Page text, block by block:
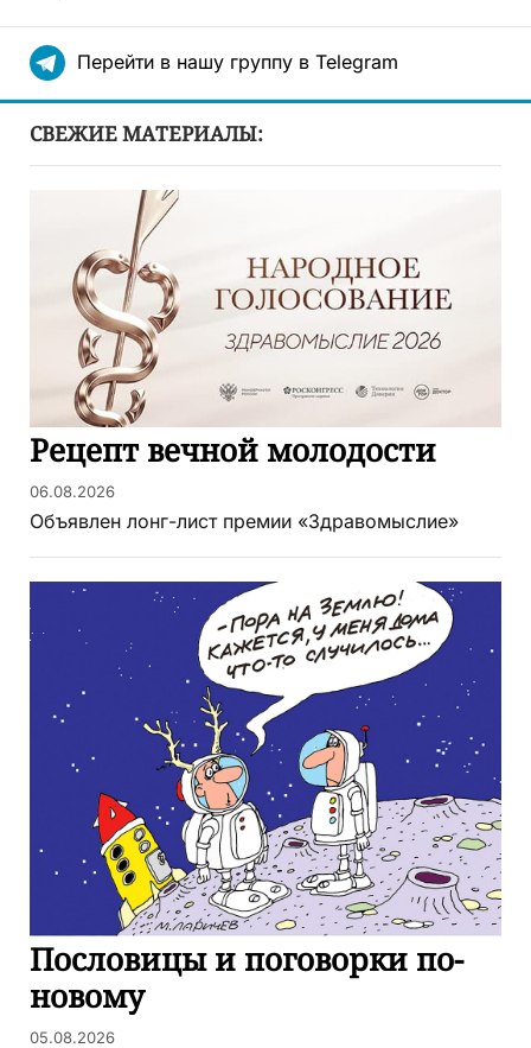
Перейти в нашу группу в Telegram
СВЕЖИЕ МАТЕРИАЛЫ:
Рецепт вечной молодости
06.08.2026
Объявлен лонг-лист премии «Здравомыслие»
Пословицы и поговорки по-
новому
05.08.2026